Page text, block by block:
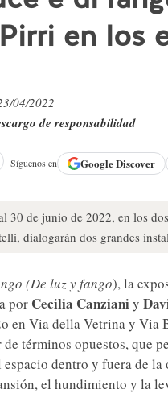
en los
04/2022
de responsabilidad
Síguenos en GoogleDiscover
30 de junio de 2022, en los
dialogarán dos grandes
(De luz y fango), la
por Cecilia Canzianiy
en Via della Vetrina y Via
términos opuestos, que
dentro y fuera de
el hundimiento y la